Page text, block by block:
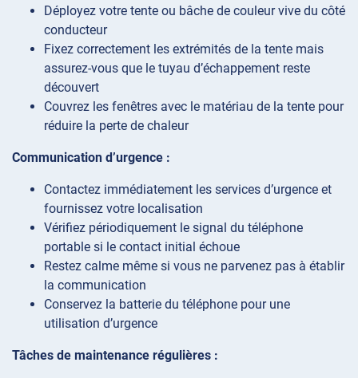
Déployez votre tente ou bâche de couleur vive du côté
conducteur
Fixez correctement les extrémités de la tente mais
assurez-vous que le tuyau d’échappement reste
découvert
Couvrez les fenêtres avec le matériau de la tente pour
réduire la perte de chaleur
Communication d’urgence :
Contactez immédiatement les services d’urgence et
fournissez votre localisation
Vérifiez périodiquement le signal du téléphone
portable si le contact initial échoue
Restez calme même si vous ne parvenez pas à établir
la communication
Conservez la batterie du téléphone pour une
utilisation d’urgence
Tâches de maintenance régulières :